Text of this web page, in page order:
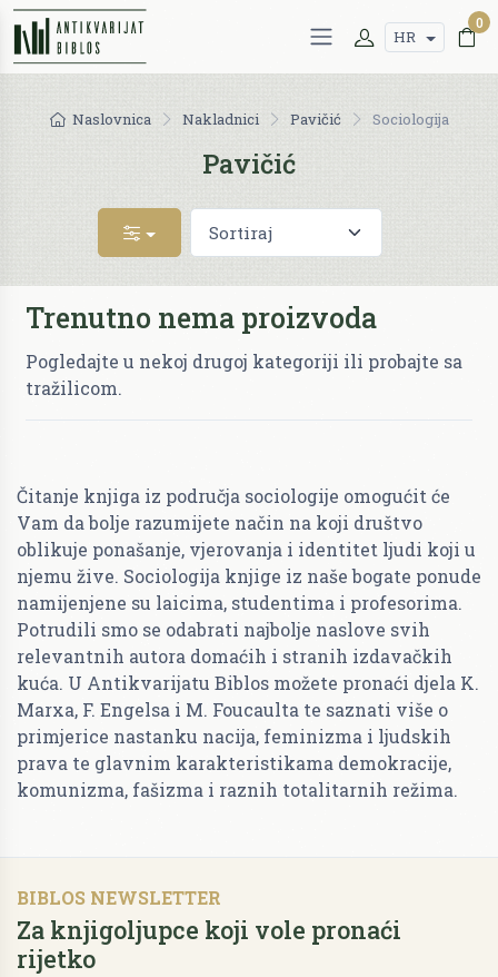
HR
0
Naslovnica Nakladnici Pavičić Sociologija
Pavičić
Trenutno nema proizvoda
Pogledajte u nekoj drugoj kategoriji ili probajte sa
tražilicom.
Čitanje knjiga iz područja sociologije omogućit će
Vam da bolje razumijete način na koji društvo
oblikuje ponašanje, vjerovanja i identitet ljudi koji u
njemu žive. Sociologija knjige iz naše bogate ponude
namijenjene su laicima, studentima i profesorima.
Potrudili smo se odabrati najbolje naslove svih
relevantnih autora domaćih i stranih izdavačkih
kuća. U Antikvarijatu Biblos možete pronaći djela K.
Marxa, F. Engelsa i M. Foucaulta te saznati više o
primjerice nastanku nacija, feminizma i ljudskih
prava te glavnim karakteristikama demokracije,
komunizma, fašizma i raznih totalitarnih režima.
BIBLOS NEWSLETTER
Za knjigoljupce koji vole pronaći
rijetko